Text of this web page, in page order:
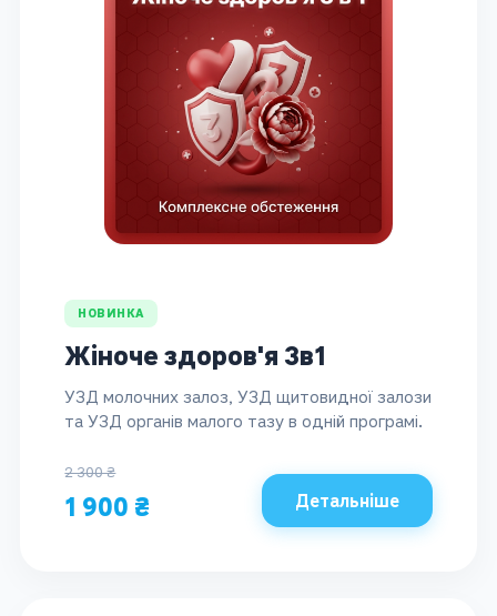
НОВИНКА
Жіноче здоров'я 3в1
УЗД молочних залоз, УЗД щитовидної залози
та УЗД органів малого тазу в одній програмі.
2 300 ₴
1 900 ₴ Детальніше